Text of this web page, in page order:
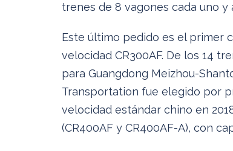
trenes de 8 vagones cada uno
Este último pedido es el primer
velocidad CR300AF. De los 14
para Guangdong Meizhou-
Transportation fue elegido por
velocidad estándar chino en
(CR400AF y CR400AF-A), con